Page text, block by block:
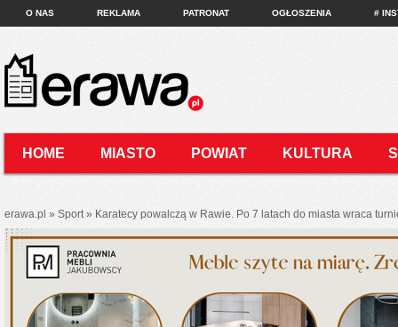
O NAS REKLAMA PATRONAT OGŁOSZENIA #
HOME MIASTO POWIAT KULTURA
erawa.pl » Sport » Karatecy powalczą w Rawie. Po 7 latach do miasta wraca